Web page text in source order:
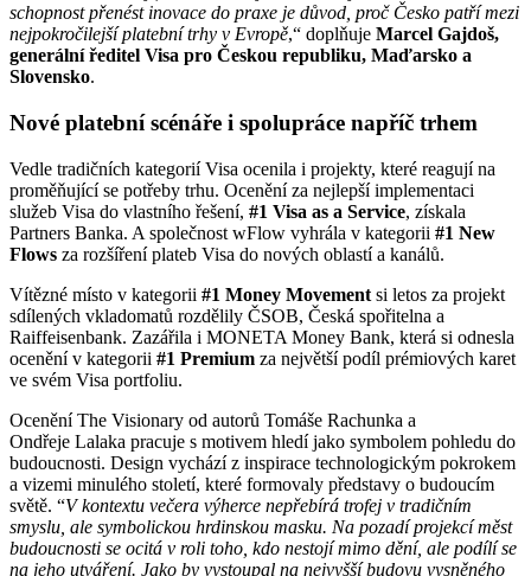
schopnost přenést inovace do praxe je důvod, proč Česko patří mezi
nejpokročilejší platební trhy v Evropě,“ doplňuje Marcel Gajdoš,
generální ředitel Visa pro Českou republiku, Maďarsko a
Slovensko.
Nové platební scénáře i spolupráce napříč trhem
Vedle tradičních kategorií Visa ocenila i projekty, které reagují na
proměňující se potřeby trhu. Ocenění za nejlepší implementaci
služeb Visa do vlastního řešení, #1 Visa as a Service, získala
Partners Banka. A společnost wFlow vyhrála v kategorii #1 New
Flows za rozšíření plateb Visa do nových oblastí a kanálů.
Vítězné místo v kategorii #1 Money Movement si letos za projekt
sdílených vkladomatů rozdělily ČSOB, Česká spořitelna a
Raiffeisenbank. Zazářila i MONETA Money Bank, která si odnesla
ocenění v kategorii #1 Premium za největší podíl prémiových karet
ve svém Visa portfoliu.
Ocenění The Visionary od autorů Tomáše Rachunka a
Ondřeje Lalaka pracuje s motivem hledí jako symbolem pohledu do
budoucnosti. Design vychází z inspirace technologickým pokrokem
a vizemi minulého století, které formovaly představy o budoucím
světě. “V kontextu večera výherce nepřebírá trofej v tradičním
smyslu, ale symbolickou hrdinskou masku. Na pozadí projekcí měst
budoucnosti se ocitá v roli toho, kdo nestojí mimo dění, ale podílí se
na jeho utváření. Jako by vystoupal na nejvyšší budovu vysněného